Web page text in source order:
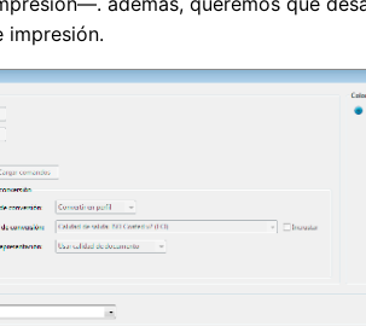
impresión.